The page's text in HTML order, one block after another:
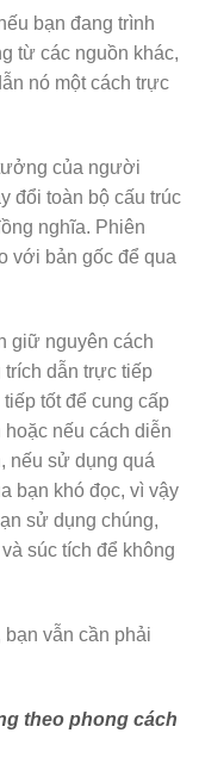
bạn đang trình
từ các nguồn khác,
nó một cách trực
của người
đổi toàn bộ cấu trúc
nghĩa. Phiên
với bản gốc để qua
giữ nguyên cách
dẫn trực tiếp
tốt để cung cấp
nếu cách diễn
nếu sử dụng quá
bạn khó đọc, vì vậy
sử dụng chúng,
súc tích để không
vẫn cần phải
theo phong cách